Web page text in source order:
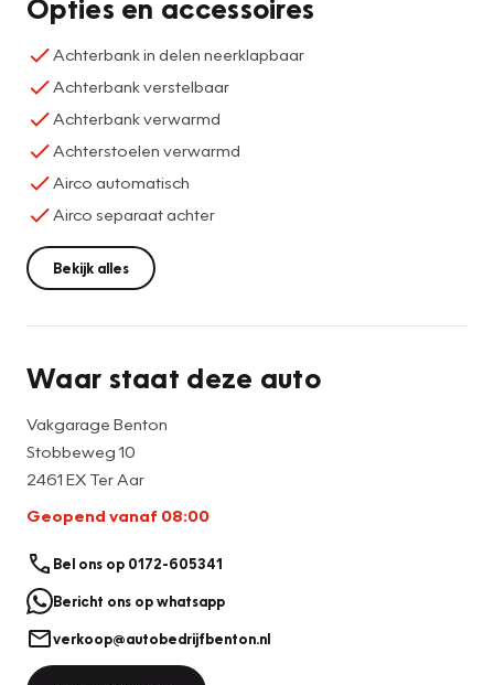
Opties en accessoires
Achterbank in delen neerklapbaar
Achterbank verstelbaar
Achterbank verwarmd
Achterstoelen verwarmd
Airco automatisch
Airco separaat achter
Bekijk alles
Waar staat deze auto
Vakgarage Benton
Stobbeweg 10
2461 EX Ter Aar
Geopend vanaf 08:00
Bel ons op 0172-605341
Bericht ons op whatsapp
verkoop@autobedrijfbenton.nl